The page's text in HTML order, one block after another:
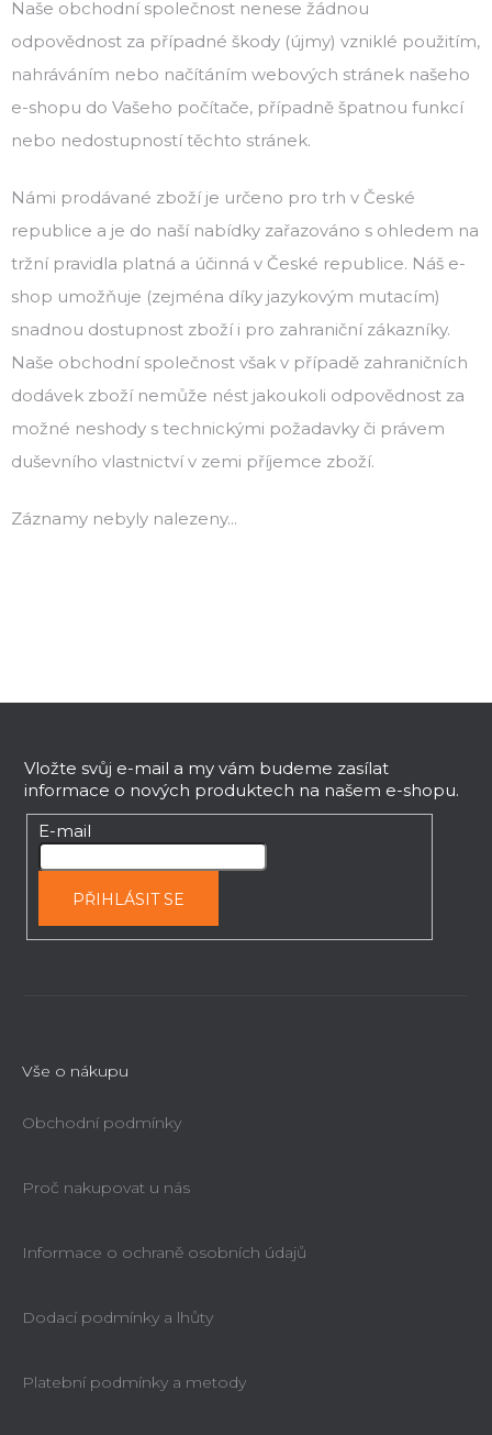
Naše obchodní společnost nenese žádnou
odpovědnost za případné škody (újmy) vzniklé použitím,
nahráváním nebo načítáním webových stránek našeho
e-shopu do Vašeho počítače, případně špatnou funkcí
nebo nedostupností těchto stránek.
Námi prodávané zboží je určeno pro trh v České
republice a je do naší nabídky zařazováno s ohledem na
tržní pravidla platná a účinná v České republice. Náš e-
shop umožňuje (zejména díky jazykovým mutacím)
snadnou dostupnost zboží i pro zahraniční zákazníky.
Naše obchodní společnost však v případě zahraničních
dodávek zboží nemůže nést jakoukoli odpovědnost za
možné neshody s technickými požadavky či právem
duševního vlastnictví v zemi příjemce zboží.
Záznamy nebyly nalezeny...
Vložte svůj e-mail a my vám budeme zasílat
informace o nových produktech na našem e-shopu.
E-mail
PŘIHLÁSIT SE
Vše o nákupu
Obchodní podmínky
Proč nakupovat u nás
Informace o ochraně osobních údajů
Dodací podmínky a lhůty
Platební podmínky a metody